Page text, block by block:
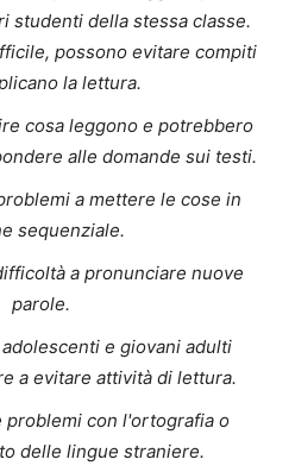
studenti della stessa classe.
possono evitare compiti
la lettura.
cosa leggono e potrebbero
alle domande sui testi.
a mettere le cose in
sequenziale.
a pronunciare nuove
parole.
e giovani adulti
a evitare attività di lettura.
problemi con l'ortografia o
delle lingue straniere.